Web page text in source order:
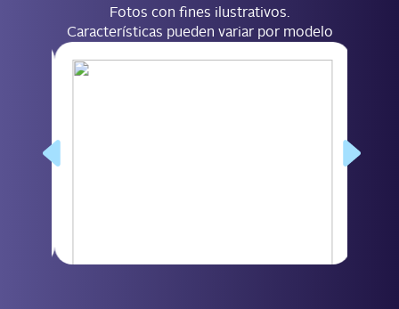
Fotos con fines ilustrativos.
Características pueden variar por modelo